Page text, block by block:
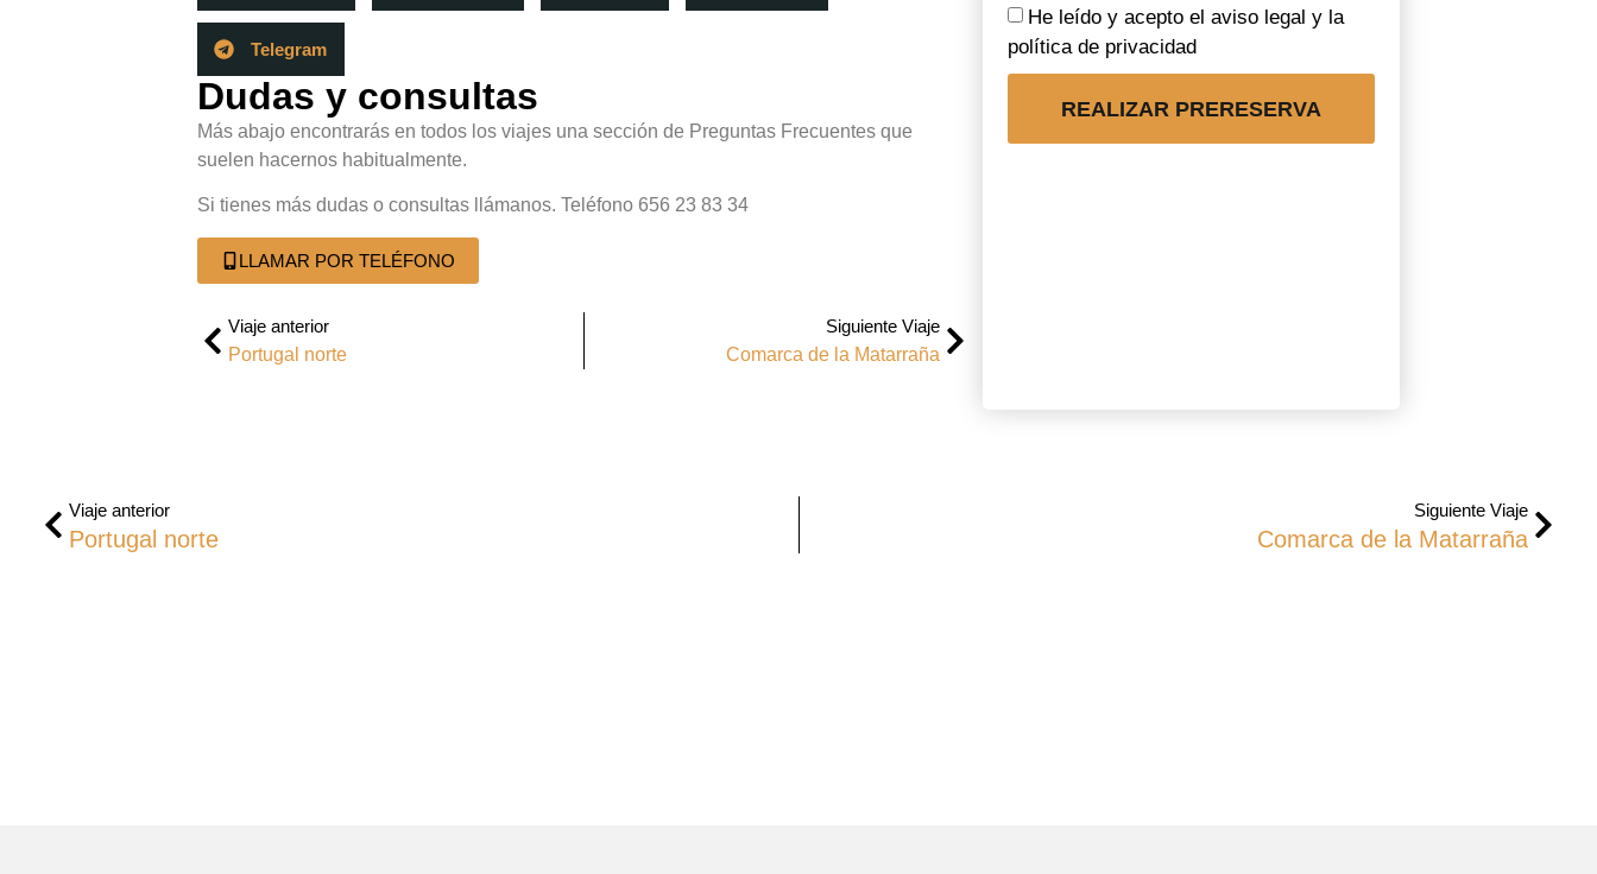
Telegram
Dudas y consultas
Más abajo encontrarás en todos los viajes una sección de Preguntas Frecuentes que
suelen hacernos habitualmente.
Si tienes más dudas o consultas llámanos. Teléfono 656 23 83 34
LLAMAR POR TELÉFONO
Viaje anterior
Portugal norte
Siguiente Viaje
Comarca de la Matarraña
He leído y acepto el aviso legal y la
política de privacidad
REALIZAR PRERESERVA
Viaje anterior
Portugal norte
Siguiente Viaje
Comarca de la Matarraña